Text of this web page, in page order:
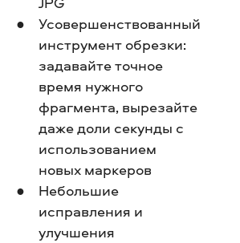
Усовершенствованный
инструмент обрезки:
задавайте точное
время нужного
фрагмента, вырезайте
даже доли секунды с
использованием
новых маркеров
Небольшие
исправления и
улучшения